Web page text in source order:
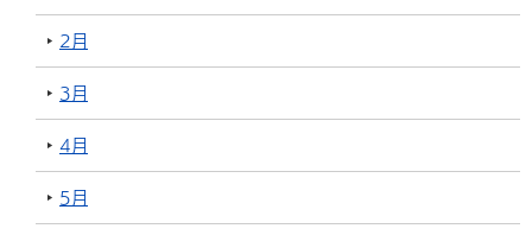
2月
3月
4月
5月